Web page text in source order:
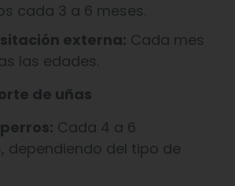
cada 3 a 6 meses.
externa: Cada mes
las edades.
de uñas
Cada 4 a 6
dependiendo del tipo de